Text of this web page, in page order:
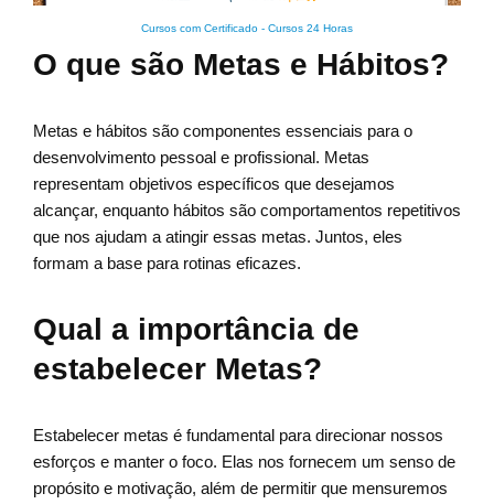
Cursos com Certificado - Cursos 24 Horas
O que são Metas e Hábitos?
Metas e hábitos são componentes essenciais para o
desenvolvimento pessoal e profissional. Metas
representam objetivos específicos que desejamos
alcançar, enquanto hábitos são comportamentos repetitivos
que nos ajudam a atingir essas metas. Juntos, eles
formam a base para rotinas eficazes.
Qual a importância de
estabelecer Metas?
Estabelecer metas é fundamental para direcionar nossos
esforços e manter o foco. Elas nos fornecem um senso de
propósito e motivação, além de permitir que mensuremos